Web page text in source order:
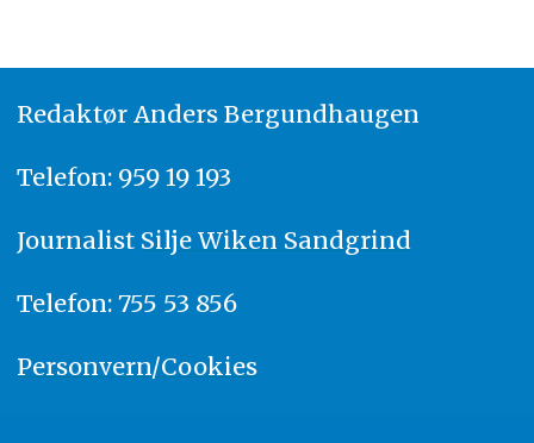
Redaktør Anders Bergundhaugen
Telefon: 959 19 193
Journalist Silje Wiken Sandgrind
Telefon: 755 53 856
Personvern/Cookies